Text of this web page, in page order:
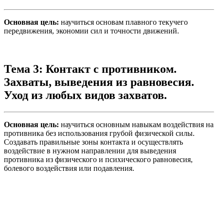
Основная цель: научиться основам плавного текучего
передвижения, экономии сил и точности движений.
Тема 3: Контакт с противником.
Захваты, выведения из равновесия.
Уход из любых видов захватов.
Основная цель: научиться основным навыкам воздействия на
противника без использования грубой физической силы.
Создавать правильные зоны контакта и осуществлять
воздействие в нужном направлении для выведения
противника из физического и психического равновесия,
болевого воздействия или подавления.